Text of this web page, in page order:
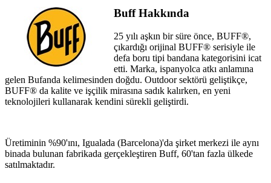
Buff Hakkında
25 yılı aşkın bir süre önce, BUFF®,
çıkardığı orijinal BUFF® serisiyle ile
defa boru tipi bandana kategorisini icat
etti. Marka, ispanyolca atkı anlamına
gelen Bufanda kelimesinden doğdu. Outdoor sektörü geliştikçe,
BUFF® da kalite ve işçilik mirasına sadık kalırken, en yeni
teknolojileri kullanarak kendini sürekli geliştirdi.
Üretiminin %90'ını, Igualada (Barcelona)'da şirket merkezi ile aynı
binada bulunan fabrikada gerçekleştiren Buff, 60'tan fazla ülkede
satılmaktadır.